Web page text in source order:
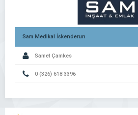
Sam Medikal İskenderun
Samet Çamkes
0 (326) 618 3396